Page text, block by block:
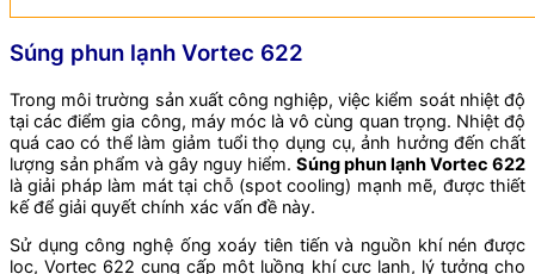
Súng phun lạnh Vortec 622
Trong môi trường sản xuất công nghiệp, việc kiểm soát nhiệt độ
tại các điểm gia công, máy móc là vô cùng quan trọng. Nhiệt độ
quá cao có thể làm giảm tuổi thọ dụng cụ, ảnh hưởng đến chất
lượng sản phẩm và gây nguy hiểm. Súng phun lạnh Vortec 622
là giải pháp làm mát tại chỗ (spot cooling) mạnh mẽ, được thiết
kế để giải quyết chính xác vấn đề này.
Sử dụng công nghệ ống xoáy tiên tiến và nguồn khí nén được
lọc, Vortec 622 cung cấp một luồng khí cực lạnh, lý tưởng cho